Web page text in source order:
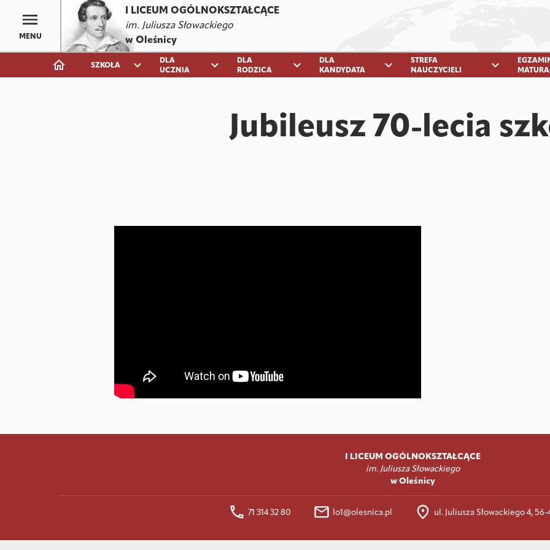
MENU
I LICEUM OGÓLNOKSZTAŁCĄCE
im. Juliusza Słowackiego
w Oleśnicy
SZKOŁA expand_more
DLA
UCZNIA
expand_more
DLA
RODZICA
expand_more
DLA
KANDYDATA
expand_more
STREFA
NAUCZYCIELI
expand_more
Jubileusz 70-lecia
I LICEUM OGÓLNOKSZTAŁCĄCE
im. Juliusza Słowackiego
w Oleśnicy
71 314 32 80 lo1@olesnica.pl ul. Juliusza Słowackiego 4,